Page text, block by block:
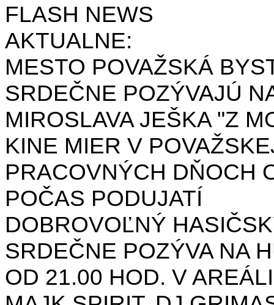
FLASH NEWS
AKTUALNE:
MESTO POVAŽSKÁ
SRDEČNE POZÝVAJÚ
MIROSLAVA JEŠKA "Z
KINE MIER V
PRACOVNÝCH DŇOCH
POČAS PODUJATÍ
DOBROVOĽNÝ
SRDEČNE POZÝVA NA
OD 21.00 HOD. V